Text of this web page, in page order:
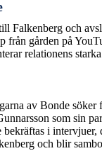
Falkenberg och
från gården på
relationens
av Bonde
som sin
bekräftas i
och blir